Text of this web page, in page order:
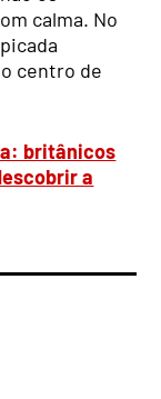
calma. No
centro de
britânicos
a